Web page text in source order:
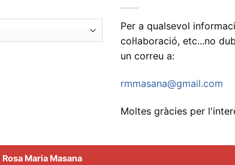
Per a qualsevol
col·laboració, etc...no
un correu a:
rmmasana@gmail.com
Moltes gràcies per
Rosa Maria Masana